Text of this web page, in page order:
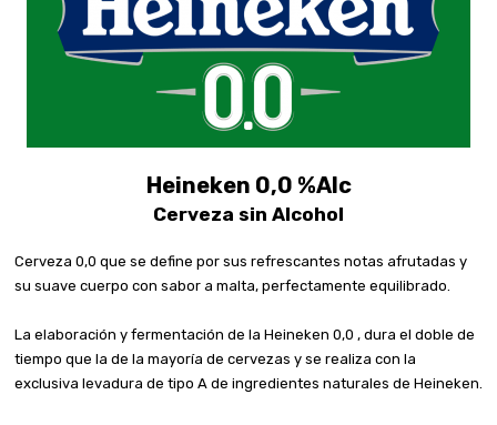
Heineken 0,0 %Alc
Cerveza sin Alcohol
Cerveza 0,0 que se define por sus refrescantes notas afrutadas y
su suave cuerpo con sabor a malta, perfectamente equilibrado.
La elaboración y fermentación de la Heineken 0,0 , dura el doble de
tiempo que la de la mayoría de cervezas y se realiza con la
exclusiva levadura de tipo A de ingredientes naturales de Heineken.